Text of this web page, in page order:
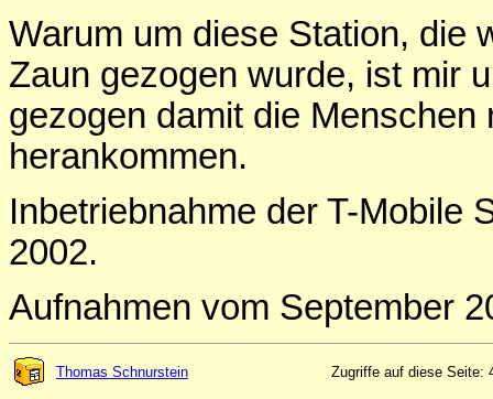
Warum um diese Station, die
Zaun gezogen wurde, ist mir
gezogen damit die Menschen
herankommen.
Inbetriebnahme der T-Mobile
2002.
Aufnahmen vom September
Thomas Schnurstein Zugriffe auf diese Seite: